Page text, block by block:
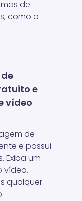
de
como o
e
vídeo
de
e possui
Exiba um
vídeo.
qualquer